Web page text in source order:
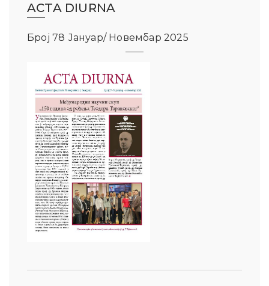
ACTA DIURNA
Број 78 Јануар/ Новембар 2025